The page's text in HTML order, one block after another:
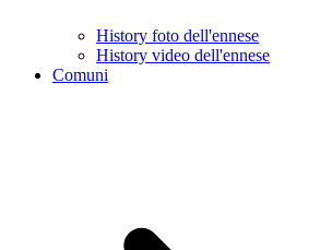
History foto dell'ennese
History video dell'ennese
Comuni